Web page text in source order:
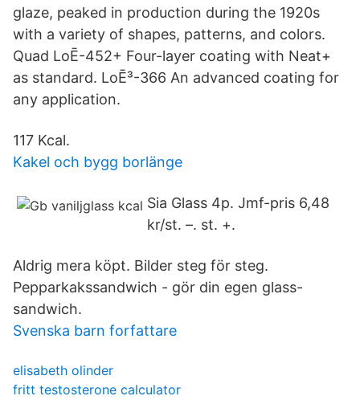
glaze, peaked in production during the 1920s
with a variety of shapes, patterns, and colors.
Quad LoĒ-452+ Four-layer coating with Neat+
as standard. LoĒ³-366 An advanced coating for
any application.
117 Kcal.
Kakel och bygg borlänge
Sia Glass 4p. Jmf-pris 6,48
kr/st. –. st. +.
Aldrig mera köpt. Bilder steg för steg.
Pepparkakssandwich - gör din egen glass-
sandwich.
Svenska barn forfattare
elisabeth olinder
fritt testosterone calculator